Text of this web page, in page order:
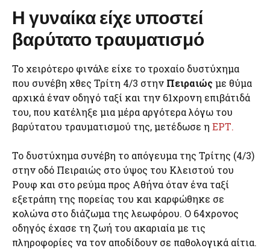
Η γυναίκα είχε υποστεί
βαρύτατο τραυματισμό
Το χειρότερο φινάλε είχε το τροχαίο δυστύχημα
που συνέβη χθες Τρίτη 4/3 στην Πειραιώςμε θύμα
αρχικά έναν οδηγό ταξί και την 61χρονη επιβάτιδά
του, που κατέληξε μια μέρα αργότερα λόγω του
βαρύτατου τραυματισμού της, μετέδωσε η ΕΡΤ.
Το δυστύχημα συνέβη το απόγευμα της Τρίτης (4/3)
στην οδό Πειραιώς στο ύψος του Κλειστού του
Ρουφ και στο ρεύμα προς Αθήνα όταν ένα ταξί
εξετράπη της πορείας του και καρφώθηκε σε
κολώνα στο διάζωμα της λεωφόρου. Ο 64χρονος
οδηγός έχασε τη ζωή του ακαριαία με τις
πληροφορίες να τον αποδίδουν σε παθολογικά αίτια.